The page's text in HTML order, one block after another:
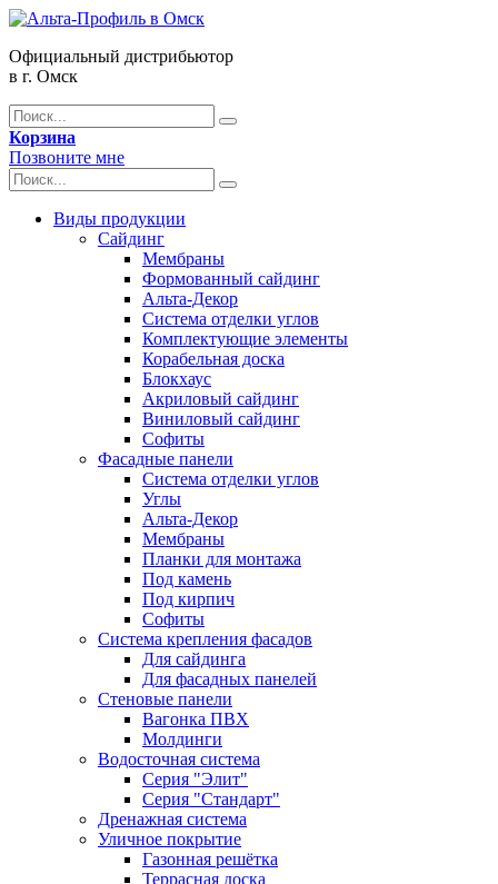
Официальный дистрибьютор
в г. Омск
Корзина
Позвоните мне
Виды продукции
Сайдинг
Мембраны
Формованный сайдинг
Альта-Декор
Система отделки углов
Комплектующие элементы
Корабельная доска
Блокхаус
Акриловый сайдинг
Виниловый сайдинг
Софиты
Фасадные панели
Система отделки углов
Углы
Альта-Декор
Мембраны
Планки для монтажа
Под камень
Под кирпич
Софиты
Система крепления фасадов
Для сайдинга
Для фасадных панелей
Стеновые панели
Вагонка ПВХ
Молдинги
Водосточная система
Серия "Элит"
Серия "Стандарт"
Дренажная система
Уличное покрытие
Газонная решётка
Террасная доска